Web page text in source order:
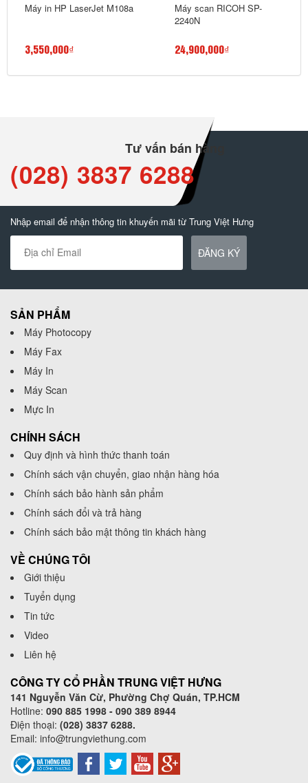
Máy in HP LaserJet M108a
3,550,000₫
Máy scan RICOH SP-
2240N
24,900,000₫
Tư vấn bán hàng
(028) 3837 6288
Nhập email để nhận thông tin khuyến mãi từ Trung Việt Hưng
ĐĂNG KÝ
SẢN PHẨM
Máy Photocopy
Máy Fax
Máy In
Máy Scan
Mực In
CHÍNH SÁCH
Quy định và hình thức thanh toán
Chính sách vận chuyển, giao nhận hàng hóa
Chính sách bảo hành sản phẩm
Chính sách đổi và trả hàng
Chính sách bảo mật thông tin khách hàng
VỀ CHÚNG TÔI
Giới thiệu
Tuyển dụng
Tin tức
Video
Liên hệ
CÔNG TY CỔ PHẦN TRUNG VIỆT HƯNG
141 Nguyễn Văn Cừ, Phường Chợ Quán, TP.HCM
Hotline: 090 885 1998 - 090 389 8944
Điện thoại: (028) 3837 6288.
Email: info@trungviethung.com